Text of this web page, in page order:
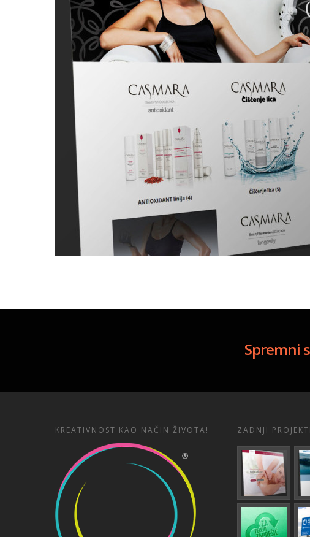
Spremni
KREATIVNOST KAO NAČIN ŽIVOTA! ZADNJI PROJEKTI